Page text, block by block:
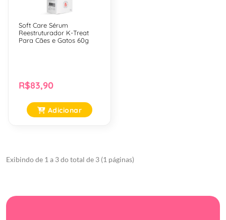
Soft Care Sérum
Reestruturador K-Treat
Para Cães e Gatos 60g
R$83,90
Adicionar
Exibindo de 1 a 3 do total de 3 (1 páginas)